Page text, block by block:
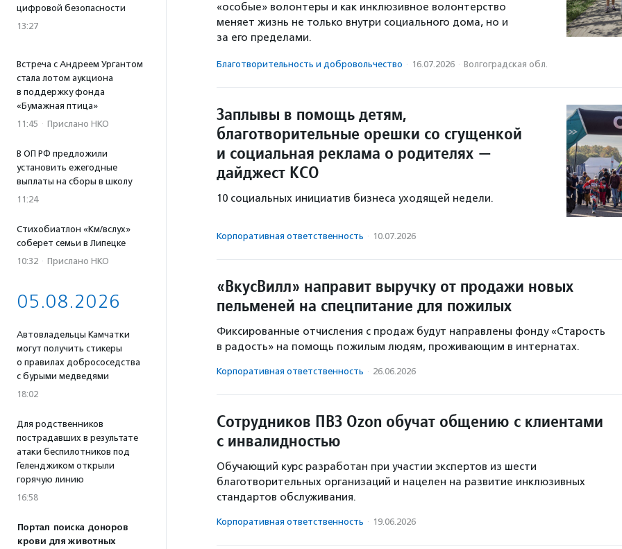
цифровой безопасности
13:27
Встреча с Андреем Ургантом
стала лотом аукциона
в поддержку фонда
«Бумажная птица»
11:45 · Прислано НКО
В ОП РФ предложили
установить ежегодные
выплаты на сборы в школу
11:24
Стихобиатлон «Км/вслух»
соберет семьи в Липецке
10:32 · Прислано НКО
05.08.2026
Автовладельцы Камчатки
могут получить стикеры
о правилах добрососедства
с бурыми медведями
18:02
Для родственников
пострадавших в результате
атаки беспилотников под
Геленджиком открыли
горячую линию
16:58
Портал поиска доноров
крови для животных
«особые» волонтеры и как инклюзивное волонтерство
меняет жизнь не только внутри социального дома, но и
за его пределами.
Благотвори­тель­ность и доброволь­чест­во · 16.07.2026 · Волгоградская обл.
Заплывы в помощь детям,
благотворительные орешки со сгущенкой
и социальная реклама о родителях —
дайджест КСО
10 социальных инициатив бизнеса уходящей недели.
Корпоративная ответственность · 10.07.2026
«ВкусВилл» направит выручку от продажи новых
пельменей на спецпитание для пожилых
Фиксированные отчисления с продаж будут направлены фонду «Старость
в радость» на помощь пожилым людям, проживающим в интернатах.
Корпоративная ответственность · 26.06.2026
Сотрудников ПВЗ Ozon обучат общению с клиентами
с инвалидностью
Обучающий курс разработан при участии экспертов из шести
благотворительных организаций и нацелен на развитие инклюзивных
стандартов обслуживания.
Корпоративная ответственность · 19.06.2026